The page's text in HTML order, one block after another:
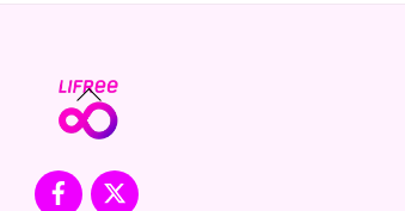
Back
To
Facebook
X